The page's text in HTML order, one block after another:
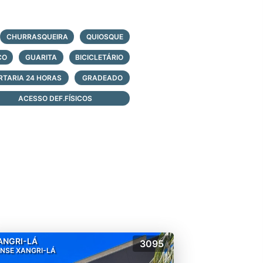
CHURRASQUEIRA QUIOSQUE
GUARITA BICICLETÁRIO
24 HORAS GRADEADO
ACESSO DEF.FÍSICOS
LÁ
XANGRI-LÁ
3095